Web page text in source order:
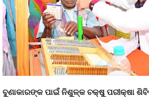
ବୁଣାକାରଙ୍କ ପାଇଁ ନିଶୁଳ୍କ ଚକ୍ଷୁ ପରୀକ୍ଷା